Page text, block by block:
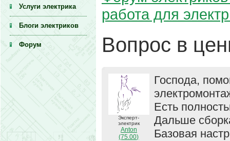
Услуги электрика
Блоги электриков
Форум
работа для
Вопрос в
Эксперт-
электрик
Anton
(75.00)
Господа,
Есть
Дальше
Базовая